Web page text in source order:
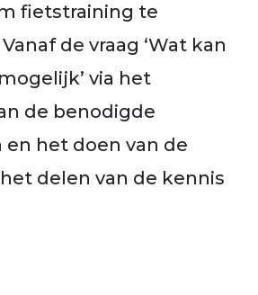
fietstraining te
de vraag ‘Wat kan
via het
de benodigde
het doen van de
delen van de kennis